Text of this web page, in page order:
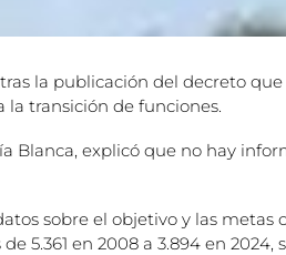
la publicación del decreto
la transición de funciones.
Blanca, explicó que no hay
sobre el objetivo y las metas
5.361 en 2008 a 3.894 en 2024,